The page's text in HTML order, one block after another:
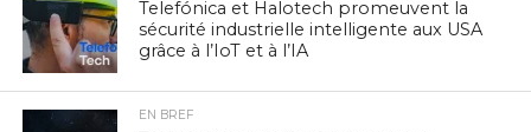
Telefónica et Halotech promeuvent la
sécurité industrielle intelligente aux USA
grâce à l’IoT et à l’IA
EN BREF